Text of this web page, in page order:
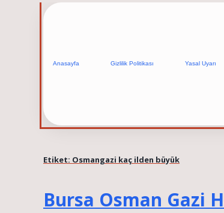
Anasayfa Gizlilik Politikası Yasal Uyarı
Etiket: Osmangazi kaç ilden büyük
Bursa Osman Gazi